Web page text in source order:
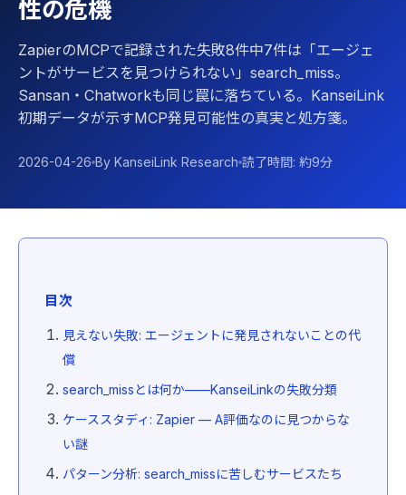
性の危機
ZapierのMCPで記録された失敗8件中7件は「エージェ
ントがサービスを見つけられない」search_miss。
Sansan・Chatworkも同じ罠に落ちている。KanseiLink
初期データが示すMCP発見可能性の真実と処方箋。
2026-04-26 By KanseiLink Research 読了時間: 約9分
目次
見えない失敗: エージェントに発見されないことの代
償
search_missとは何か——KanseiLinkの失敗分類
ケーススタディ: Zapier — A評価なのに見つからな
い謎
パターン分析: search_missに苦しむサービスたち